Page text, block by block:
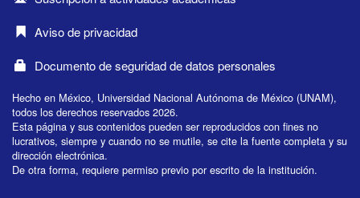
Aviso de privacidad
Documento de seguridad de datos personales
Hecho en México, Universidad Nacional Autónoma de México (UNAM),
todos los derechos reservados 2026.
Esta página y sus contenidos pueden ser reproducidos con fines no
lucrativos, siempre y cuando no se mutile, se cite la fuente completa y su
dirección electrónica.
De otra forma, requiere permiso previo por escrito de la institución.